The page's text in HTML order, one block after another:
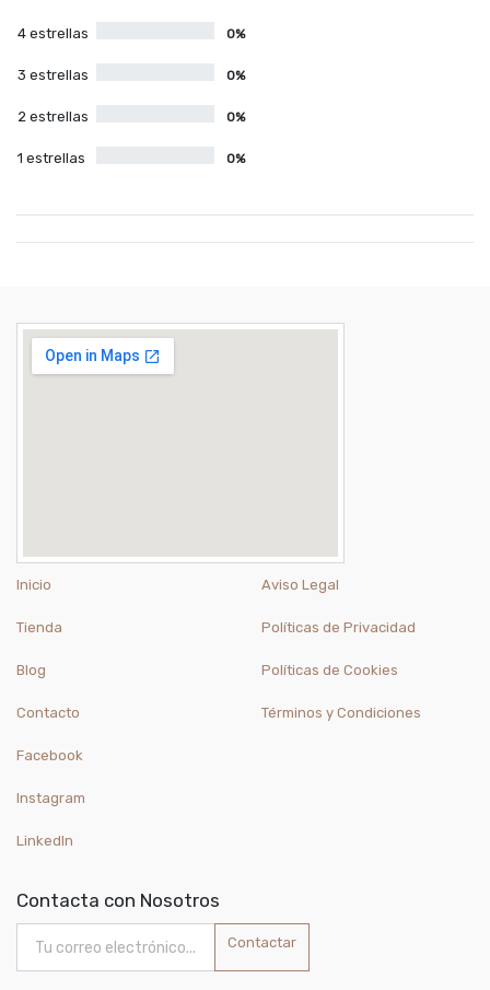
4 estrellas 0%
3 estrellas 0%
2 estrellas 0%
1 estrellas 0%
Inicio
Tienda
Blog
Contacto
Aviso Legal
Políticas de Privacidad
Políticas de Cookies
Términos y Condiciones
Facebook
Instagram
LinkedIn
Contacta con Nosotros
Contactar